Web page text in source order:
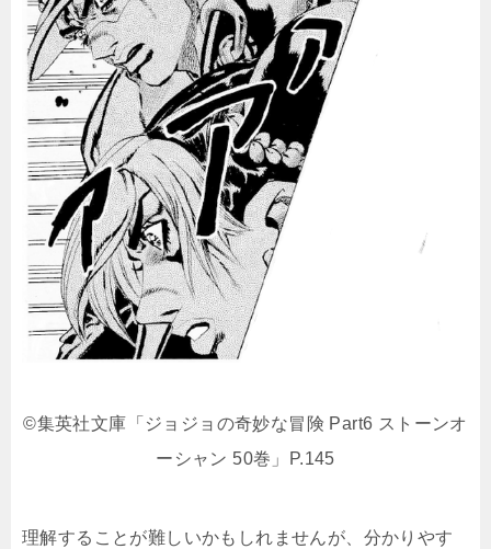
©集英社文庫「ジョジョの奇妙な冒険 Part6 ストーンオ
ーシャン 50巻」P.145
理解することが難しいかもしれませんが、分かりやす